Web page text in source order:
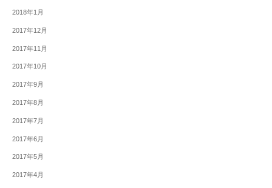
2018年1月
2017年12月
2017年11月
2017年10月
2017年9月
2017年8月
2017年7月
2017年6月
2017年5月
2017年4月